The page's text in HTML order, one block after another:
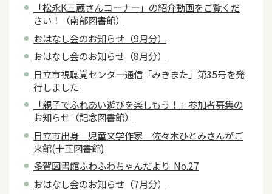
「松永K三蔵さんコーナー」の紹介動画をご覧くだ
さい！（南部図書館）
おはなし会のお知らせ（9月分）
おはなし会のお知らせ（8月分）
日立市視聴覚センター通信「みきまた」第35号を発
行しました
「親子でふれあい遊びを楽しもう！」参加者募集の
お知らせ（記念図書館）
日立市出身 児童文学作家 佐々木ひとみさんがご
来館(十王図書館)
多賀図書館ふわふわちゃんだより No.27
おはなし会のお知らせ（7月分）